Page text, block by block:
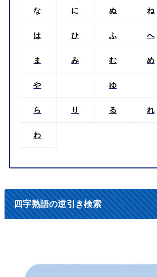
な に ぬ ね
は ひ ふ へ
ま み む め
や ゆ
ら り る れ
わ
四字熟語の逆引き検索